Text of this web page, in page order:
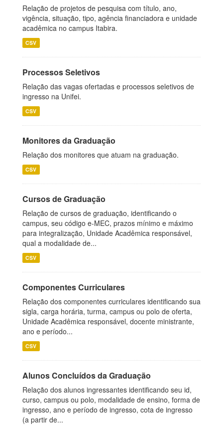
Relação de projetos de pesquisa com título, ano,
vigência, situação, tipo, agência financiadora e unidade
acadêmica no campus Itabira.
CSV
Processos Seletivos
Relação das vagas ofertadas e processos seletivos de
ingresso na Unifei.
CSV
Monitores da Graduação
Relação dos monitores que atuam na graduação.
CSV
Cursos de Graduação
Relação de cursos de graduação, identificando o
campus, seu código e-MEC, prazos mínimo e máximo
para integralização, Unidade Acadêmica responsável,
qual a modalidade de...
CSV
Componentes Curriculares
Relação dos componentes curriculares identificando sua
sigla, carga horária, turma, campus ou polo de oferta,
Unidade Acadêmica responsável, docente ministrante,
ano e período...
CSV
Alunos Concluídos da Graduação
Relação dos alunos ingressantes identificando seu id,
curso, campus ou polo, modalidade de ensino, forma de
ingresso, ano e período de ingresso, cota de ingresso
(a partir de...